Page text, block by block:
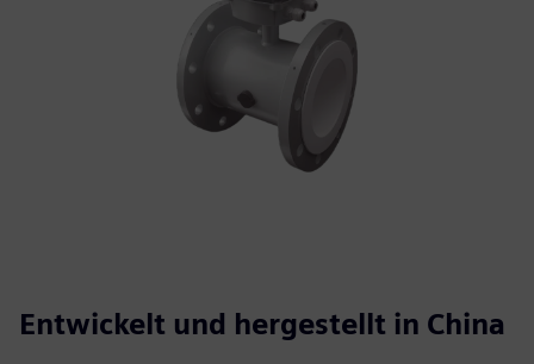
Entwickelt und hergestellt in China